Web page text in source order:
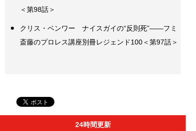
＜第98話＞
クリス・ベンワー ナイスガイの“反則死”――フミ
斎藤のプロレス講座別冊レジェンド100＜第97話＞
24時間更新